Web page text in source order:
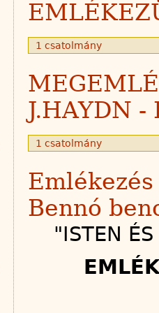
1 csatolmány
J.HAYDN -
1 csatolmány
Bennó
"ISTEN